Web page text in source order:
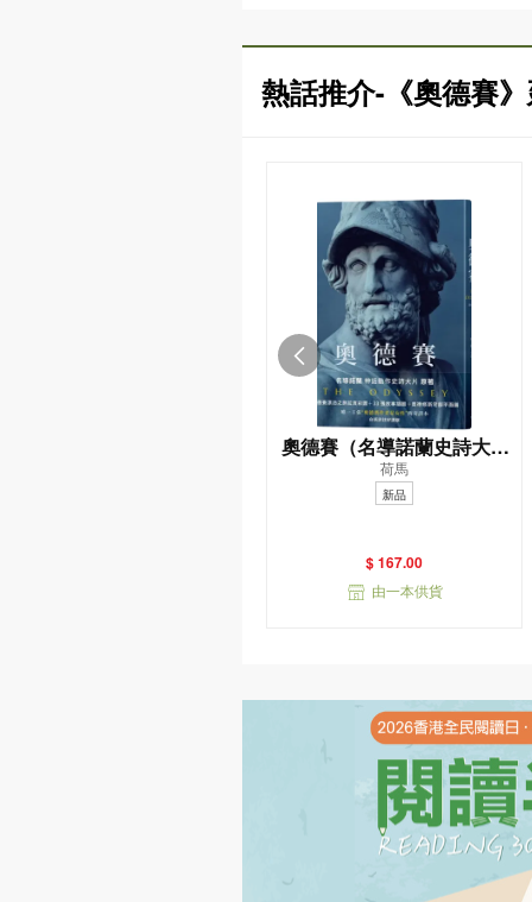
熱話推介-《奧德賽
奧德賽（名導諾蘭史詩大片
原著，唯一主張（奧德賽作
者是女性）傳奇譯本）
荷馬
新品
$ 167.00
由一本供貨